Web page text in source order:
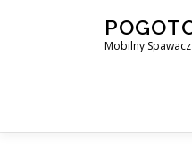
Mobilny